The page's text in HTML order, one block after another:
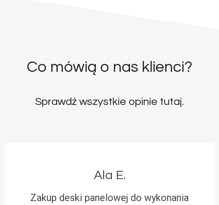
Co mówią o nas klienci?
Sprawdź wszystkie opinie tutaj.
Ala E.
Zakup deski panelowej do wykonania